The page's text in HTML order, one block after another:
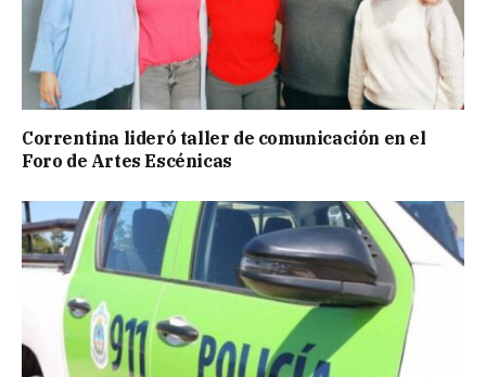
Correntina lideró taller de comunicación en el
Foro de Artes Escénicas